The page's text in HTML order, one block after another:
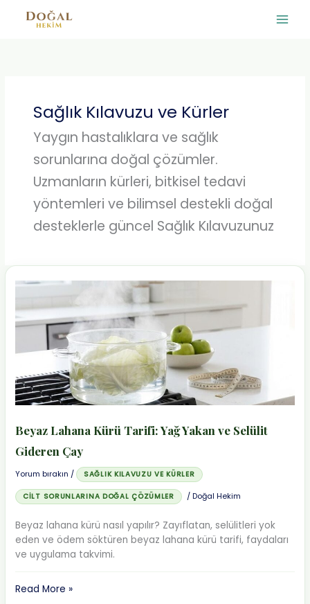
Sağlık Kılavuzu ve Kürler
Yaygın hastalıklara ve sağlık
sorunlarına doğal çözümler.
Uzmanların kürleri, bitkisel tedavi
yöntemleri ve bilimsel destekli doğal
desteklerle güncel Sağlık Kılavuzunuz
Beyaz Lahana Kürü Tarifi: Yağ Yakan ve Selülit
Gideren Çay
Yorum bırakın / SAĞLIK KILAVUZU VE KÜRLER
CILT SORUNLARINA DOĞAL ÇÖZÜMLER /Doğal Hekim
Beyaz lahana kürü nasıl yapılır? Zayıflatan, selülitleri yok
eden ve ödem söktüren beyaz lahana kürü tarifi, faydaları
ve uygulama takvimi.
Beyaz
Read More »